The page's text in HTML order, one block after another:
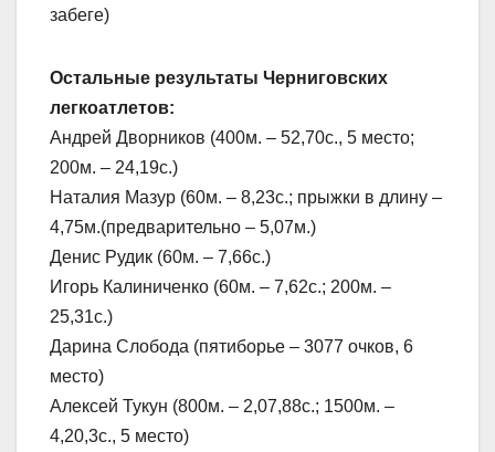
забеге)
Остальные результаты Черниговских
легкоатлетов:
Андрей Дворников (400м. – 52,70с., 5 место;
200м. – 24,19с.)
Наталия Мазур (60м. – 8,23с.; прыжки в длину –
4,75м.(предварительно – 5,07м.)
Денис Рудик (60м. – 7,66с.)
Игорь Калиниченко (60м. – 7,62с.; 200м. –
25,31с.)
Дарина Слобода (пятиборье – 3077 очков, 6
место)
Алексей Тукун (800м. – 2,07,88с.; 1500м. –
4,20,3с., 5 место)